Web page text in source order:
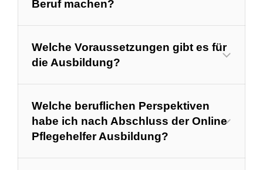
Beruf machen?
Welche Voraussetzungen gibt es für
die Ausbildung?
Welche beruflichen Perspektiven
habe ich nach Abschluss der Online
Pflegehelfer Ausbildung?